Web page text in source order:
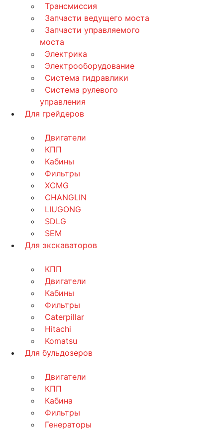
Трансмиссия
Запчасти ведущего моста
Запчасти управляемого
моста
Электрика
Электрооборудование
Система гидравлики
Система рулевого
управления
Для грейдеров
Двигатели
КПП
Кабины
Фильтры
XCMG
CHANGLIN
LIUGONG
SDLG
SEM
Для экскаваторов
КПП
Двигатели
Кабины
Фильтры
Caterpillar
Hitachi
Komatsu
Для бульдозеров
Двигатели
КПП
Кабина
Фильтры
Генераторы